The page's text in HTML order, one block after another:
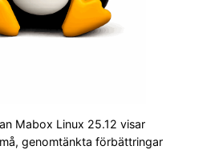
Mabox Linux 25.12 visar
genomtänkta förbättringar